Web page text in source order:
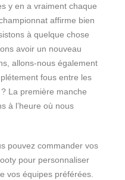
y en a vraiment chaque
affirme bien
à quelque chose
avoir un nouveau
allons-nous également
fous entre les
La première manche
à l’heure où nous
pouvez commander vos
pour personnaliser
vos équipes préférées.